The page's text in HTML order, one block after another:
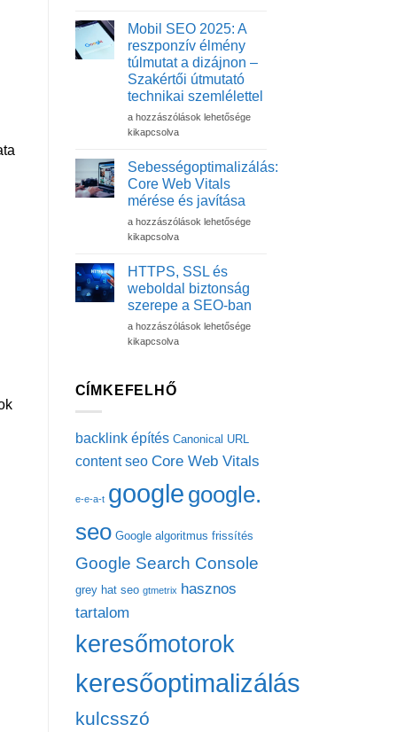
SEO
Google
algoritmusában:
Mit
kell
tudni?
bejegyzéshez
Mobil SEO 2025: A
reszponzív élmény
túlmutat a dizájnon –
Szakértői útmutató
technikai szemlélettel
Mobil
SEO
A
reszponzív
élmény
túlmutat
a
dizájnon
Szakértői
útmutató
technikai
szemlélettel
bejegyzéshez
a hozzászólások lehetősége
kikapcsolva
Sebességoptimalizálás:
Core Web Vitals
mérése és javítása
Sebességoptimalizálás:
Core
Vitals
mérése
és
javítása
bejegyzéshez
a hozzászólások lehetősége
kikapcsolva
HTTPS, SSL és
weboldal biztonság
szerepe a SEO-ban
HTTPS,
SSL
biztonság
SEO-
ban
bejegyzéshez
a hozzászólások lehetősége
kikapcsolva
CÍMKEFELHŐ
backlink építés Canonical URL
content seo Core Web Vitals
e-e-a-t google google.
seo Google algoritmus frissítés
Google Search Console
grey hat seo gtmetrix hasznos
tartalom
keresőmotorok
keresőoptimalizálás
kulcsszó